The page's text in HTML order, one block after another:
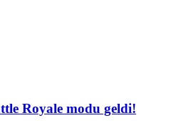
Royale modu geldi!